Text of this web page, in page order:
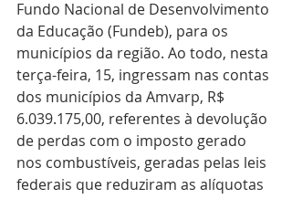
Fundo Nacional de Desenvolvimento
da Educação (Fundeb), para os
municípios da região. Ao todo, nesta
terça-feira, 15, ingressam nas contas
dos municípios da Amvarp, R$
6.039.175,00, referentes à devolução
de perdas com o imposto gerado
nos combustíveis, geradas pelas leis
federais que reduziram as alíquotas